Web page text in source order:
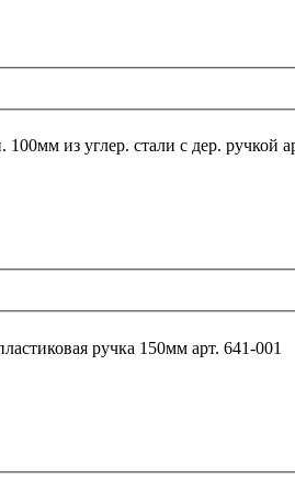
ручка 150мм арт. 641-001